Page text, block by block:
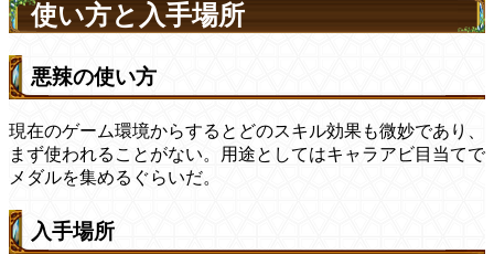
使い方と入手場所
悪辣の使い方
現在のゲーム環境からするとどのスキル効果も微妙であり、
まず使われることがない。用途としてはキャラアビ目当てで
メダルを集めるぐらいだ。
入手場所